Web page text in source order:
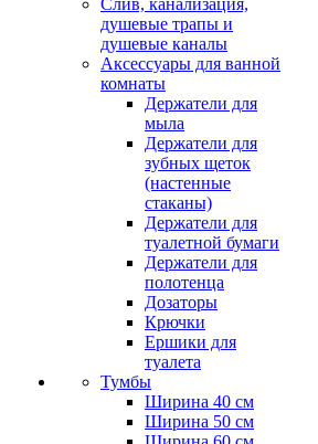
Слив, канализация,
душевые трапы и
душевые каналы
Аксессуары для ванной
комнаты
Держатели для
мыла
Держатели для
зубных щеток
(настенные
стаканы)
Держатели для
туалетной бумаги
Держатели для
полотенца
Дозаторы
Крючки
Ершики для
туалета
Тумбы
Ширина 40 см
Ширина 50 см